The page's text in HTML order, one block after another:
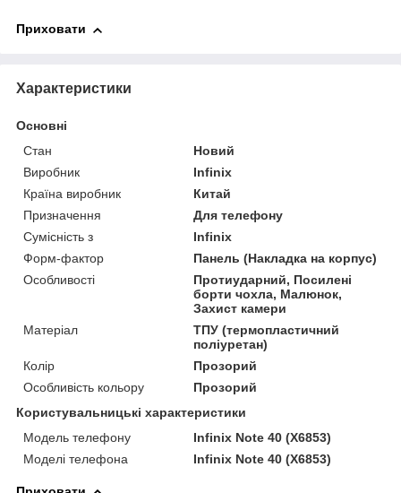
Приховати
Характеристики
Основні
Стан
Новий
Виробник
Infinix
Країна виробник
Китай
Призначення
Для телефону
Сумісність з
Infinix
Форм-фактор
Панель (Накладка на корпус)
Особливості
Протиударний, Посилені
борти чохла, Малюнок,
Захист камери
Матеріал
ТПУ (термопластичний
поліуретан)
Колір
Прозорий
Особливість кольору
Прозорий
Користувальницькі характеристики
Модель телефону
Infinix Note 40 (X6853)
Моделі телефона
Infinix Note 40 (X6853)